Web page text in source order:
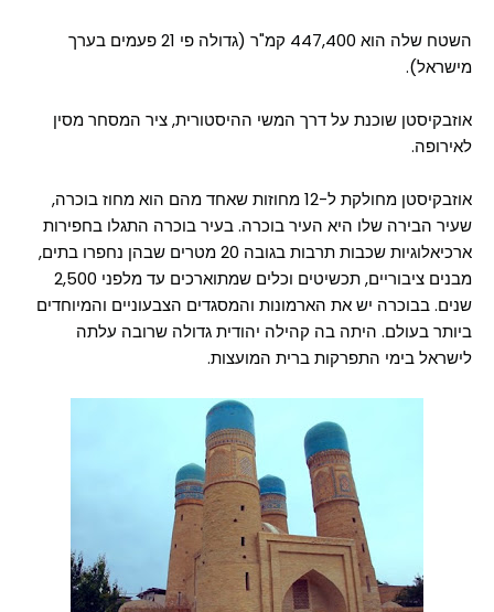
השטח שלה הוא 447,400 קמ"ר (גדולה פי 21 פעמים בערך
מישראל).
אוזבקיסטן שוכנת על דרך המשי ההיסטורית, ציר המסחר מסין
לאירופה.
אוזבקיסטן מחולקת ל-12 מחוזות שאחד מהם הוא מחוז בוכרה,
שעיר הבירה שלו היא העיר בוכרה. בעיר בוכרה התגלו בחפירות
ארכיאלוגיות שכבות תרבות בגובה 20 מטרים שבהן נחפרו בתים,
מבנים ציבוריים, תכשיטים וכלים שמתוארכים עד מלפני 2,500
שנים. בבוכרה יש את הארמונות והמסגדים הצבעוניים והמיוחדים
ביותר בעולם. היתה בה קהילה יהודית גדולה שרובה עלתה
לישראל בימי התפרקות ברית המועצות.